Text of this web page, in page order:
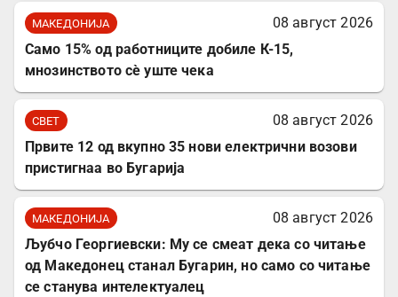
МАКЕДОНИЈА
08 август 2026
Само 15% од работниците добиле К-15,
мнозинството сè уште чека
СВЕТ
08 август 2026
Првите 12 од вкупно 35 нови електрични возови
пристигнаа во Бугарија
МАКЕДОНИЈА
08 август 2026
Љубчо Георгиевски: Му се смеат дека со читање
од Македонец станал Бугарин, но само со читање
се станува интелектуалец